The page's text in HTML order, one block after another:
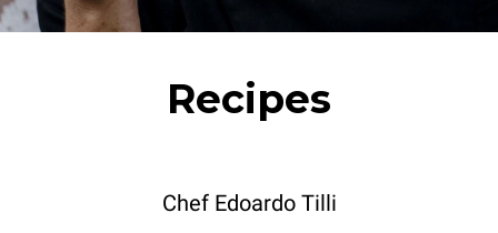
Recipes
Chef Edoardo Tilli